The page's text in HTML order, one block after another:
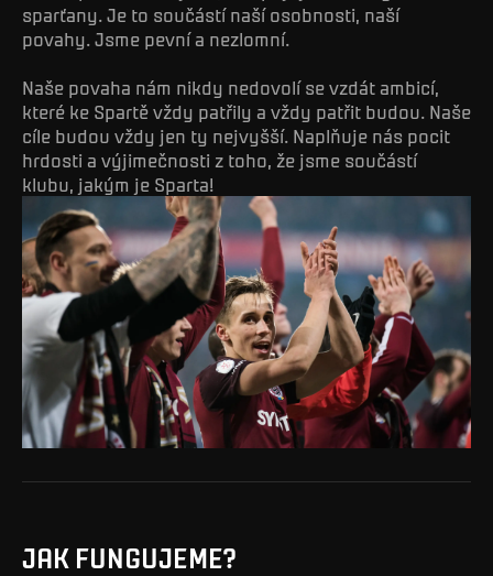
sparťany. Je to součástí naší osobnosti, naší
povahy. Jsme pevní a nezlomní.
Naše povaha nám nikdy nedovolí se vzdát ambicí,
které ke Spartě vždy patřily a vždy patřit budou. Naše
cíle budou vždy jen ty nejvyšší. Naplňuje nás pocit
hrdosti a výjimečnosti z toho, že jsme součástí
klubu, jakým je Sparta!
JAK FUNGUJEME?